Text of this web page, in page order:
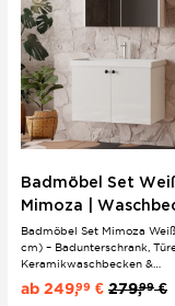
Badmöbel Set
Mimoza |
mit Unterschrank &
Spiegelschrank |
Badmöbel Set Mimoza
cm) – Badunterschrank,
Keramikwaschbecken &
Spiegelschrank | Modernes
Jetzt günstig zu kaufen!
ab 249,99 € 279,99€